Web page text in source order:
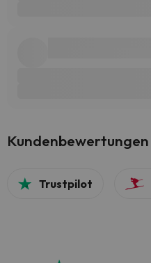
Kundenbewertungen
Trustpilot